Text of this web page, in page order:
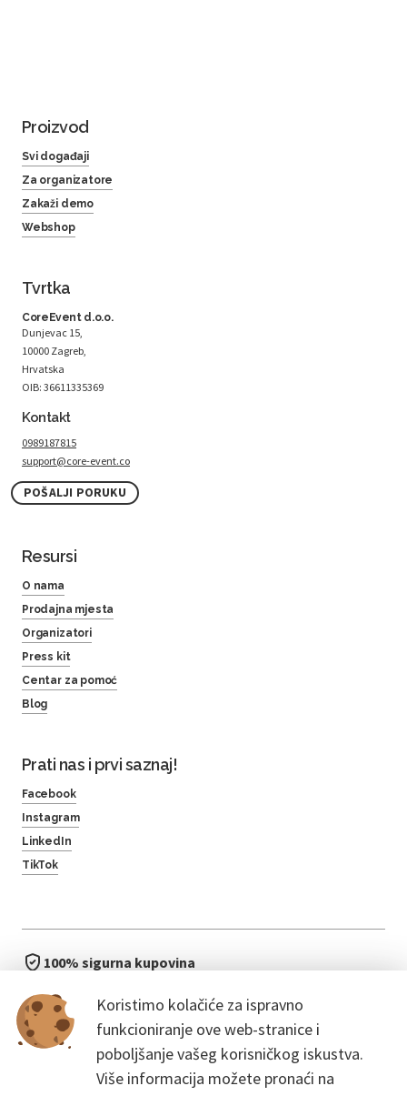
Koristimo kolačiće za ispravno
funkcioniranje ove web-stranice i
poboljšanje vašeg korisničkog iskustva.
Više informacija možete pronaći na
Proizvod
Svi događaji
Za organizatore
Zakaži demo
Webshop
Tvrtka
CoreEvent d.o.o.
Dunjevac 15,
10000 Zagreb,
Hrvatska
OIB: 36611335369
Kontakt
0989187815
support@core-event.co
POŠALJI PORUKU
Resursi
O nama
Prodajna mjesta
Organizatori
Press kit
Centar za pomoć
Blog
Prati nas i prvi saznaj!
Facebook
Instagram
LinkedIn
TikTok
100% sigurna kupovina
bez čekanja u redu